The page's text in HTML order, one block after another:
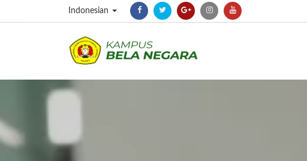
Indonesian